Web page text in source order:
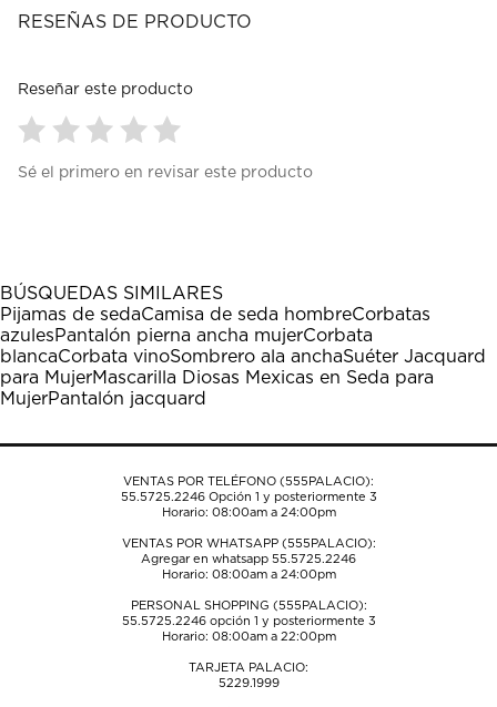
RESEÑAS DE PRODUCTO
Reseñar este producto
para
1
estrella
Esta
acción
abrirá
el
formulario
envío.
para
estrellas.
Esta
acción
abrirá
el
formulario
envío.
para
estrellas.
Esta
acción
abrirá
el
formulario
envío.
para
estrellas.
Esta
acción
abrirá
el
formulario
envío.
para
estrellas.
Esta
acción
abrirá
el
formulario
envío.
Sé el primero en revisar este producto
BÚSQUEDAS SIMILARES
Pijamas de sedaCamisa de seda hombreCorbatas
azulesPantalón pierna ancha mujerCorbata
blancaCorbata vinoSombrero ala anchaSuéter Jacquard
para MujerMascarilla Diosas Mexicas en Seda para
MujerPantalón jacquard
VENTAS POR TELÉFONO (555PALACIO):
55.5725.2246Opción 1 y posteriormente 3
Horario: 08:00am a 24:00pm
VENTAS POR WHATSAPP (555PALACIO):
Agregar en whatsapp 55.5725.2246
Horario: 08:00am a 24:00pm
PERSONAL SHOPPING (555PALACIO):
55.5725.2246opción 1 y posteriormente 3
Horario: 08:00am a 22:00pm
TARJETA PALACIO:
5229.1999